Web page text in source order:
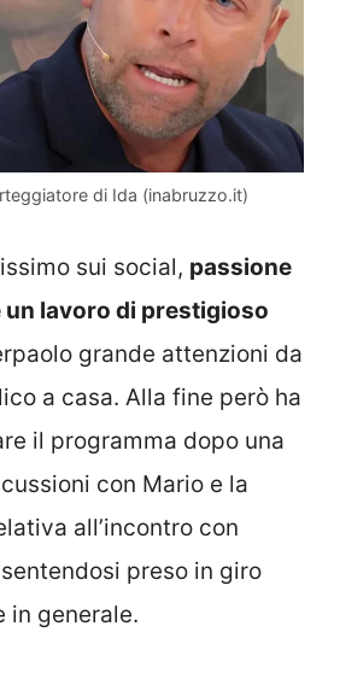
di Ida (inabruzzo.it)
sui social, passione
un lavoro di prestigioso
grande attenzioni da
a casa. Alla fine però ha
il programma dopo una
con Mario e la
all’incontro con
sentendosi preso in giro
in generale.